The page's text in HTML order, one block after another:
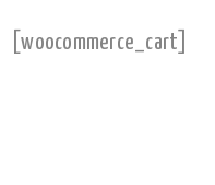
[woocommerce_cart]